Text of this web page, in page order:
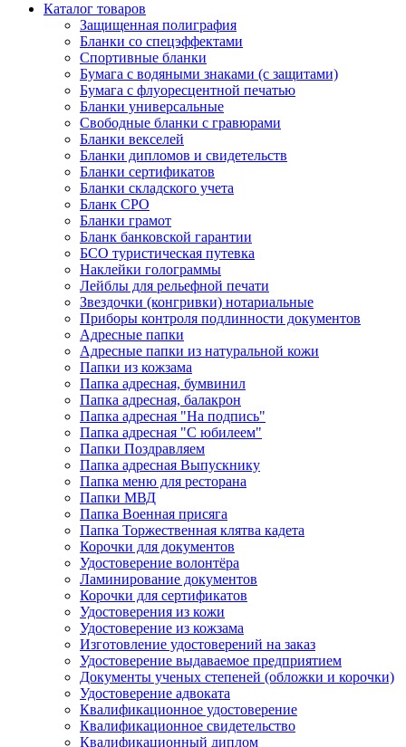
Каталог товаров
Защищенная полиграфия
Бланки со спецэффектами
Спортивные бланки
Бумага с водяными знаками (с защитами)
Бумага с флуоресцентной печатью
Бланки универсальные
Свободные бланки с гравюрами
Бланки векселей
Бланки дипломов и свидетельств
Бланки сертификатов
Бланки складского учета
Бланк СРО
Бланки грамот
Бланк банковской гарантии
БСО туристическая путевка
Наклейки голограммы
Лейблы для рельефной печати
Звездочки (конгривки) нотариальные
Приборы контроля подлинности документов
Адресные папки
Адресные папки из натуральной кожи
Папки из кожзама
Папка адресная, бумвинил
Папка адресная, балакрон
Папка адресная "На подпись"
Папка адресная "C юбилеем"
Папки Поздравляем
Папка адресная Выпускнику
Папка меню для ресторана
Папки МВД
Папка Военная присяга
Папка Торжественная клятва кадета
Корочки для документов
Удостоверение волонтёра
Ламинирование документов
Корочки для сертификатов
Удостоверения из кожи
Удостоверение из кожзама
Изготовление удостоверений на заказ
Удостоверение выдаваемое предприятием
Документы ученых степеней (обложки и корочки)
Удостоверение адвоката
Квалификационное удостоверение
Квалификационное свидетельство
Квалификационный диплом